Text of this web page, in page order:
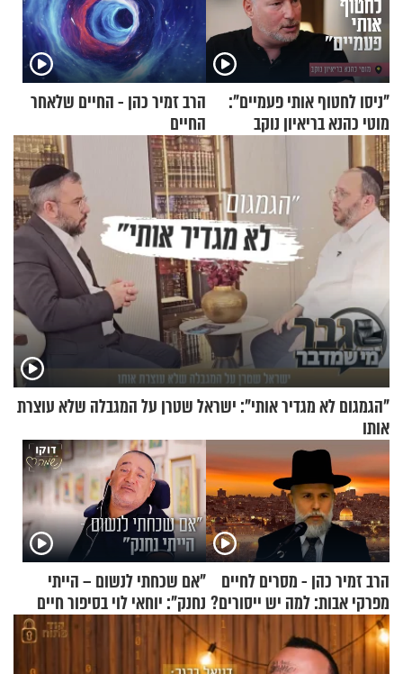
"ניסו לחטוף אותי פעמיים":
מוטי כהנא בריאיון נוקב
הרב זמיר כהן - החיים שלאחר
החיים
"הגמגום לא מגדיר אותי": ישראל שטרן על המגבלה שלא עוצרת
אותו
הרב זמיר כהן - מסרים לחיים
מפרקי אבות: למה יש ייסורים?
"אם שכחתי לנשום – הייתי
נחנק": יוחאי לוי בסיפור חיים
מעורר השראה